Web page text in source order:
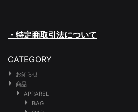
・特定商取引法について
CATEGORY
お知らせ
商品
APPAREL
BAG